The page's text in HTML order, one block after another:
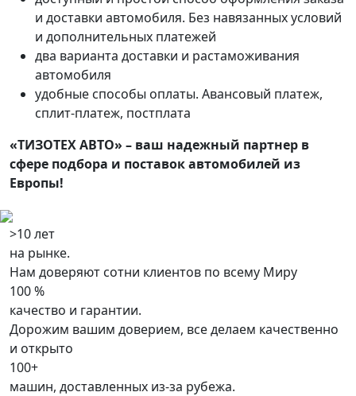
и доставки автомобиля. Без навязанных условий
и дополнительных платежей
два варианта доставки и растаможивания
автомобиля
удобные способы оплаты. Авансовый платеж,
сплит-платеж, постплата
«ТИЗОТЕХ АВТО» – ваш надежный партнер в
сфере подбора и поставок автомобилей из
Европы!
>10 лет
на рынке.
Нам доверяют сотни клиентов по всему Миру
100 %
качество и гарантии.
Дорожим вашим доверием, все делаем качественно
и открыто
100+
машин, доставленных из-за рубежа.